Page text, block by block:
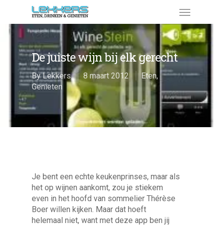
De juiste wijn bij elk gerecht
ByLekkers 8 maart 2012 Eten,
Genieten
Je bent een echte keukenprinses, maar als
het op wijnen aankomt, zou je stiekem
even in het hoofd van sommelier Thérèse
Boer willen kijken. Maar dat hoeft
helemaal niet, want met deze app ben jij